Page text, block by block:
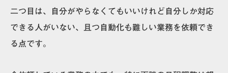
二つ目は、
自分がやらなくてもいいけれど自分しか対応
できる人がいない、且つ自動化も難しい業務を依頼でき
る 点です。